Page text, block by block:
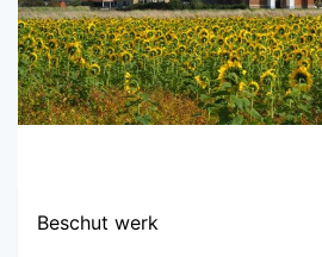
Beschut werk